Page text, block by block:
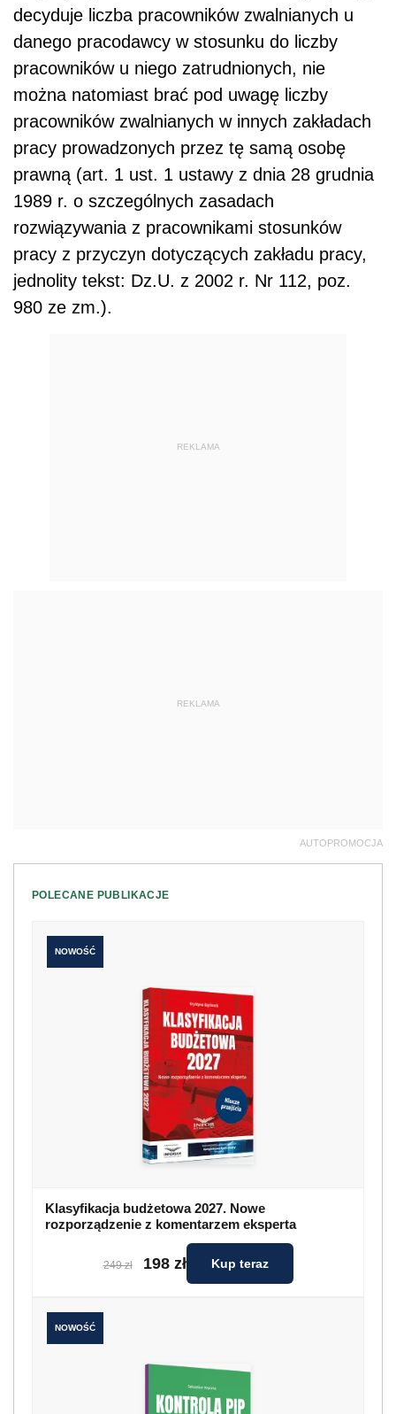
decyduje liczba pracowników zwalnianych u
danego pracodawcy w stosunku do liczby
pracowników u niego zatrudnionych, nie
można natomiast brać pod uwagę liczby
pracowników zwalnianych w innych zakładach
pracy prowadzonych przez tę samą osobę
prawną (art. 1 ust. 1 ustawy z dnia 28 grudnia
1989 r. o szczególnych zasadach
rozwiązywania z pracownikami stosunków
pracy z przyczyn dotyczących zakładu pracy,
jednolity tekst: Dz.U. z 2002 r. Nr 112, poz.
980 ze zm.).
REKLAMA
REKLAMA
AUTOPROMOCJA
POLECANE PUBLIKACJE
NOWOŚĆ
Klasyfikacja budżetowa 2027. Nowe
rozporządzenie z komentarzem eksperta
249 zł 198 zł Kup teraz
NOWOŚĆ